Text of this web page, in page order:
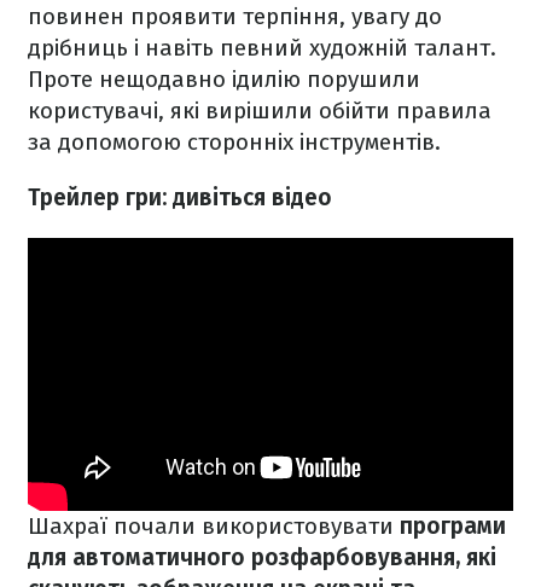
повинен проявити терпіння, увагу до
дрібниць і навіть певний художній талант.
Проте нещодавно ідилію порушили
користувачі, які вирішили обійти правила
за допомогою сторонніх інструментів.
Трейлер гри: дивіться відео
Шахраї почали використовувати програми
для автоматичного розфарбовування, які